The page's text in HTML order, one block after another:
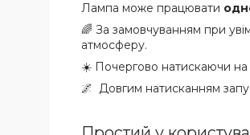
Лампа може працювати
🌈 За замовчуванням при
атмосферу.
☀️ Почергово натискаючи
🌌 Довгим натисканням